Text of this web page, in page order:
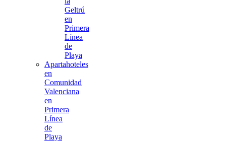
Geltrú
en
Primera
Línea
de
Playa
Apartahoteles
en
Comunidad
Valenciana
en
Primera
Línea
de
Playa